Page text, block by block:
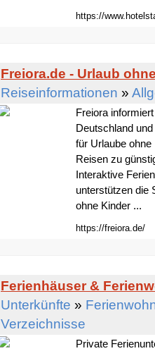
https://
Freiora.de - Urlaub
Reiseinformationen »
Freiora
Deutschland
für Urlaube
Reisen zu
Interaktive
unterstützen die
ohne Kinder ...
https://freiora.de/
Ferienhäuser &
Unterkünfte »
Verzeichnisse
Private